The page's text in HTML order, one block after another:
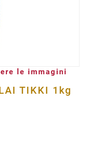
le immagini
TIKKI 1kg